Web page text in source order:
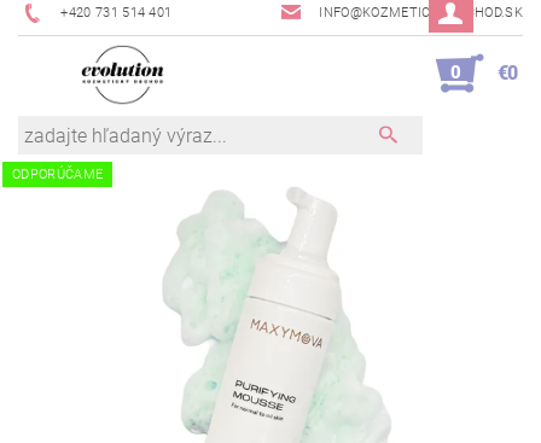
+420 731 514 401 INFO@KOZMETICKYOBCHOD.SK
0 €0
ODPORÚČAME